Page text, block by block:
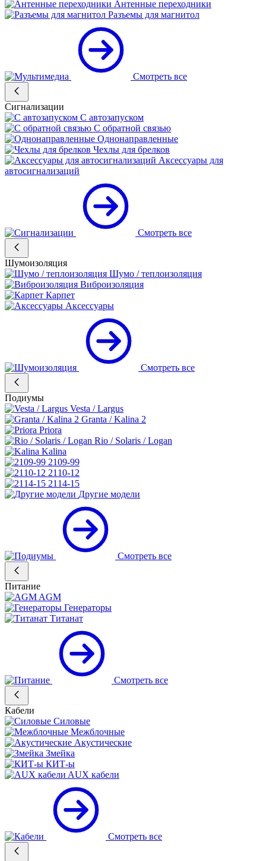
Антенные переходники
Разъемы для магнитол
Смотреть все
Сигнализации
С автозапуском
С обратной связью
Однонаправленные
Чехлы для брелков
Аксессуары для
автосигнализаций
Смотреть все
Шумоизоляция
Шумо / теплоизоляция
Виброизоляция
Карпет
Аксессуары
Смотреть все
Подиумы
Vesta / Largus
Granta / Kalina 2
Priora
Rio / Solaris / Logan
Kalina
2109-99
2110-12
2114-15
Другие модели
Смотреть все
Питание
AGM
Генераторы
Титанат
Смотреть все
Кабели
Силовые
Межблочные
Акустические
Змейка
КИТ-ы
AUX кабели
Смотреть все